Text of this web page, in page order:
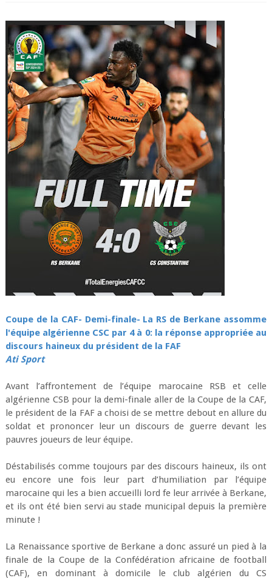
Coupe de la CAF- Demi-finale- La RS de Berkane assomme
l'équipe algérienne CSC par 4 à 0: la réponse appropriée au
discours haineux du président de la FAF
Ati Sport
Avant l’affrontement de l’équipe marocaine RSB et celle
algérienne CSB pour la demi-finale aller de la Coupe de la CAF,
le président de la FAF a choisi de se mettre debout en allure du
soldat et prononcer leur un discours de guerre devant les
pauvres joueurs de leur équipe.
Déstabilisés comme toujours par des discours haineux, ils ont
eu encore une fois leur part d’humiliation par l’équipe
marocaine qui les a bien accueilli lord fe leur arrivée à Berkane,
et ils ont été bien servi au stade municipal depuis la première
minute !
La Renaissance sportive de Berkane a donc assuré un pied à la
finale de la Coupe de la Confédération africaine de football
(CAF), en dominant à domicile le club algérien du CS